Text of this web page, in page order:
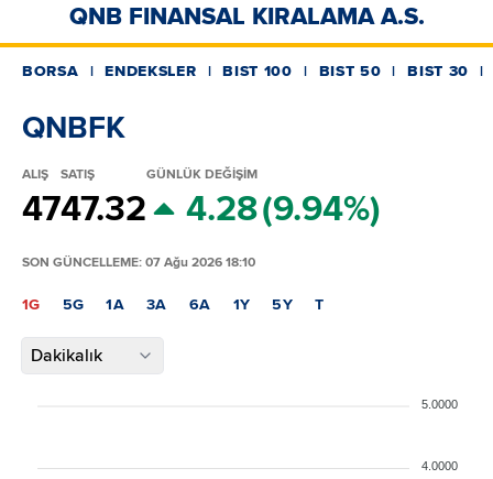
QNB FINANSAL KIRALAMA A.S.
BORSA ENDEKSLER BIST 100 BIST 50 BIST 30
QNBFK
ALIŞ
47
SATIŞ
47.32
GÜNLÜK DEĞİŞİM
4.28(9.94%)
SON GÜNCELLEME: 07 Ağu 2026 18:10
1G 5G 1A 3A 6A 1Y 5Y T
Dakikalık
5.0000
4.0000